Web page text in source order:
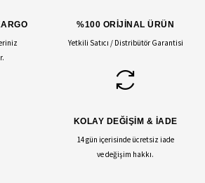
%100 ORİJİNAL ÜRÜN
Yetkili Satıcı / Distribütör Garantisi
KOLAY DEĞİŞİM & İADE
14 gün içerisinde ücretsiz iade
ve değişim hakkı.